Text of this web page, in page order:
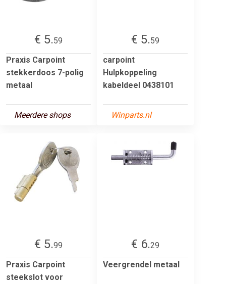
€ 5.59
Praxis Carpoint
stekkerdoos 7-polig
metaal
Meerdere shops
€ 5.59
carpoint
Hulpkoppeling
kabeldeel 0438101
Winparts.nl
€ 5.99
Praxis Carpoint
steekslot voor
€ 6.29
Veergrendel metaal